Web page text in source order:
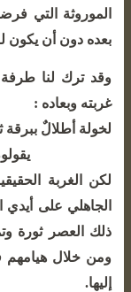
الموروثة التي
بعده دون أن يكون
وقد ترك لنا طرفة
غربته وبعاده :
لخولة أطلالٌ ببرقة
يقولون : لا
لكن الغربة
الجاهلي على
ذلك العصر ثورة
ومن خلال هيامهم
إليها.